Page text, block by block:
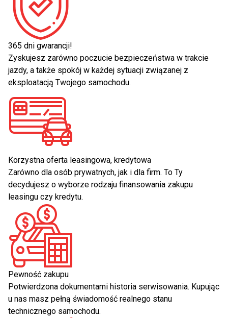
365 dni gwarancji!
Zyskujesz zarówno poczucie bezpieczeństwa w trakcie
jazdy, a także spokój w każdej sytuacji związanej z
eksploatacją Twojego samochodu.
Korzystna oferta leasingowa, kredytowa
Zarówno dla osób prywatnych, jak i dla firm. To Ty
decydujesz o wyborze rodzaju finansowania zakupu
leasingu czy kredytu.
Pewność zakupu
Potwierdzona dokumentami historia serwisowania. Kupując
u nas masz pełną świadomość realnego stanu
technicznego samochodu.